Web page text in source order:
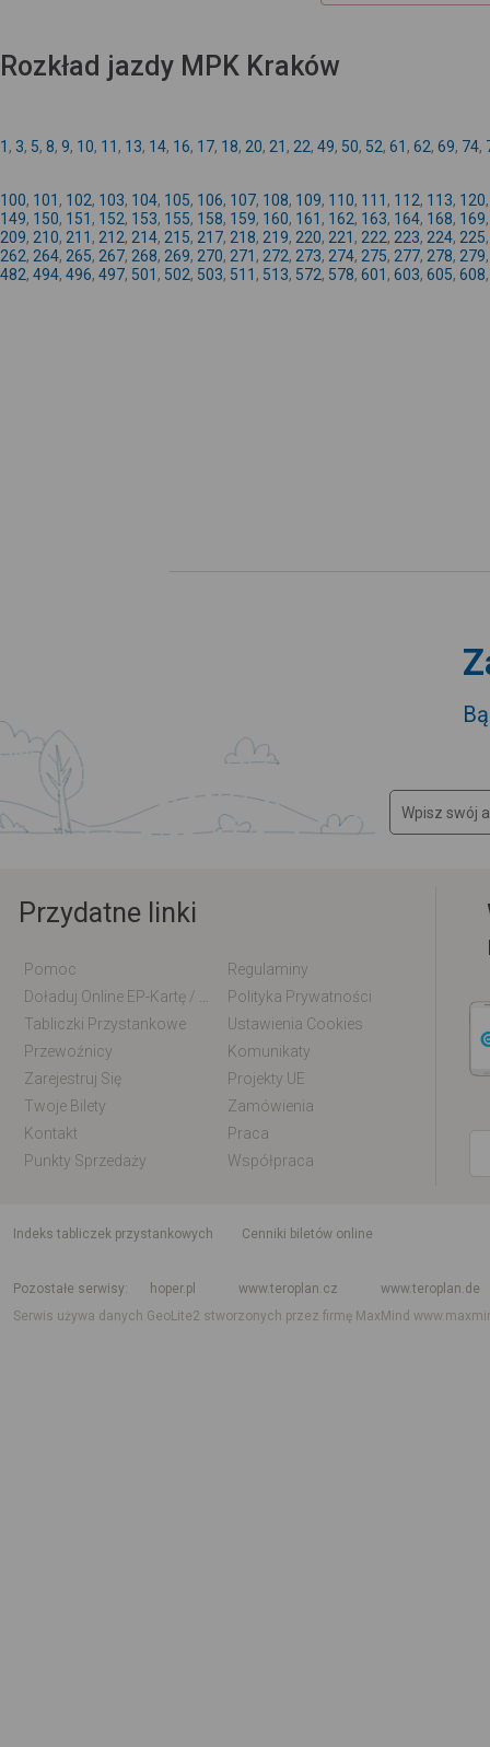
Rozkład jazdy MPK Kraków
1 , 3, 5, 8, 9, 10, 11 , 13, 14, 16, 17, 18, 20, 21 , 22, 49, 50, 52, 61 , 62, 69, 74,
100, 101 , 102, 103, 104, 105, 106, 107, 108, 109, 110, 111 , 112, 113, 120
149, 150, 151 , 152, 153, 155, 158, 159, 160, 161 , 162, 163, 164, 168, 169
209, 210, 211 , 212, 214, 215, 217, 218, 219, 220, 221 , 222, 223, 224, 225
262, 264, 265, 267, 268, 269, 270, 271 , 272, 273, 274, 275, 277, 278, 279
482, 494, 496, 497, 501 , 502, 503, 511 , 513, 572, 578, 601 , 603, 605, 608
Przydatne linki
Pomoc
Regulaminy
Polityka Prywatności
Tabliczki Przystankowe
Ustawienia Cookies
Przewoźnicy
Komunikaty
Zarejestruj Się
Projekty UE
Twoje Bilety
Zamówienia
Kontakt
Praca
Punkty Sprzedaży
Współpraca
indeks tabliczek przystankowych
Cenniki biletów online
Pozostałe serwisy
hoper.pl www.teroplan.cz
www.teroplan.de
Serwis używa danych GeoLite2 stworzonych przez firmę MaxMind